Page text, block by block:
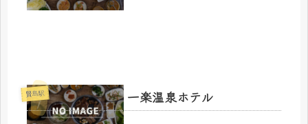
賢島駅 一楽温泉ホテル